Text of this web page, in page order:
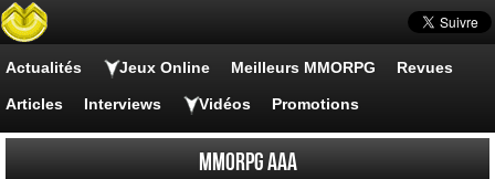
Actualités Jeux Online Meilleurs MMORPG Revues
Articles Interviews Vidéos Promotions
MMORPG AAA